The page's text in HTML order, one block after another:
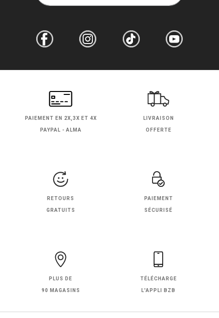
PAIEMENT EN 2X,3X ET 4X
PAYPAL - ALMA
LIVRAISON
OFFERTE
RETOURS
GRATUITS
PAIEMENT
SÉCURISÉ
PLUS DE
90 MAGASINS
TÉLÉCHARGE
L'APPLI BZB